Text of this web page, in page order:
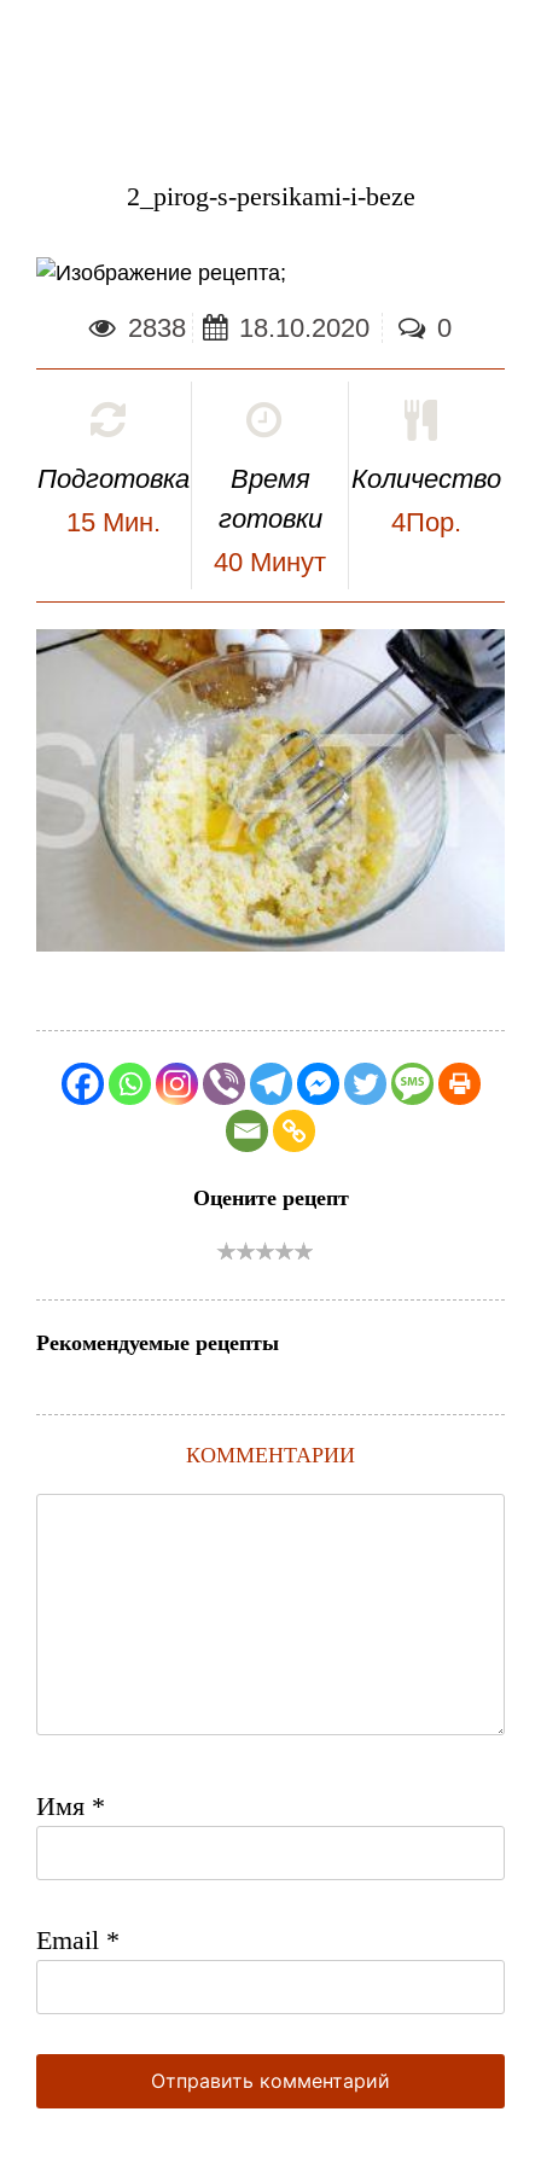
2_pirog-s-persikami-i-beze
;
2838 18.10.2020 0
Подготовка
15 Мин.
Время
готовки
40 Минут
Количество
4Пор.
Оцените рецепт
Рекомендуемые рецепты
КОММЕНТАРИИ
Имя *
Email *